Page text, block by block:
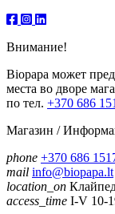
Внимание!
Biopapa может
места во дворе
по тел. +370 686
Магазин /
phone +370 686
mail info@biopapa.lt
location_on
access_time I-V 10-